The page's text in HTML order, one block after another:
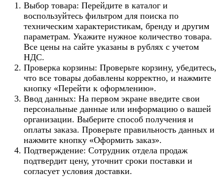
Выбор товара: Перейдите в каталог и
воспользуйтесь фильтром для поиска по
техническим характеристикам, бренду и другим
параметрам. Укажите нужное количество товара.
Все цены на сайте указаны в рублях с учетом
НДС.
Проверка корзины: Проверьте корзину, убедитесь,
что все товары добавлены корректно, и нажмите
кнопку «Перейти к оформлению».
Ввод данных: На первом экране введите свои
персональные данные или информацию о вашей
организации. Выберите способ получения и
оплаты заказа. Проверьте правильность данных и
нажмите кнопку «Оформить заказ».
Подтверждение: Сотрудник отдела продаж
подтвердит цену, уточнит сроки поставки и
согласует условия доставки.